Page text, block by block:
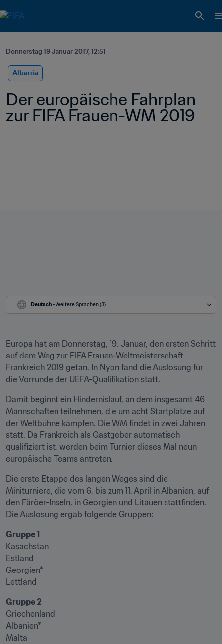
Donnerstag 19 Januar 2017, 12:51
Albania
Der europäische Fahrplan
zur FIFA Frauen-WM 2019
Deutsch - Weitere Sprachen (3)
Europa hat am Donnerstag, 19. Januar, den ersten Schritt
auf dem Weg zur FIFA Frauen-Weltmeisterschaft
Frankreich 2019 getan. In Nyon fand die Auslosung für
die Vorrunde der UEFA-Qualifikation statt.
Damit beginnt ein Hindernislauf, an dem insgesamt 46
Mannschaften teilnehmen, die um acht Startplätze auf
der Weltbühne kämpfen. Die WM findet in zwei Jahren
statt. Da Frankreich als Gastgeber automatisch
qualifiziert ist, werden beim Turnier dieses Mal neun
europäische Teams antreten.
Die erste Etappe des langen Weges sind die
Miniturniere, die vom 6. bis zum 11. April in Albanien, auf
den Färöer-Inseln, in Georgien und Litauen stattfinden.
Die Auslosung ergab folgende Gruppen:
Gruppe 1
Kasachstan
Estland
Georgien*
Lettland
Gruppe 2
Griechenland
Albanien*
Malta